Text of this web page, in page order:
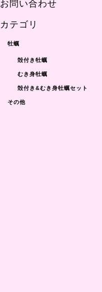
お問い合わせ
カテゴリ
牡蠣
殻付き牡蠣
むき身牡蠣
殻付き&むき身牡蠣セット
その他